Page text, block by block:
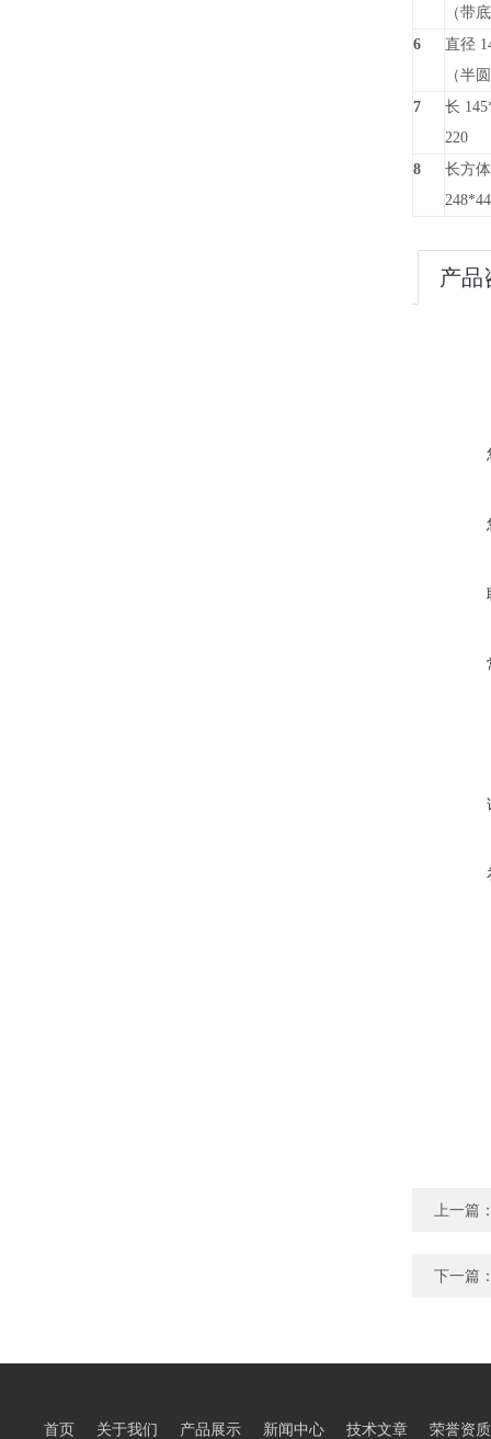
（带
6
直径
（半
7
长
220
8
长方
产品
上一篇
下一篇
首页 关于我们 产品展示 新闻中心 技术文章 荣誉资质